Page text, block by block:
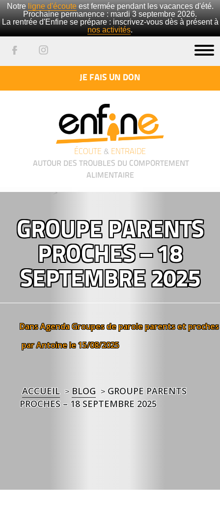
Notre ligne d'écouteest fermée pendant les vacances d'été.
Prochaine permanence : mardi 3 septembre 2026.
La rentrée d'Enfine se prépare : inscrivez-vous dès à présent à
nos activités.
JE FAIS UN DON
ÉCOUTE & ENTRAIDE
AUTOUR DES TROUBLES DU COMPORTEMENT
ALIMENTAIRE
');">
GROUPE PARENTS
PROCHES – 18
SEPTEMBRE 2025
DansAgendaGroupes de parole parents et proches
par Antoinele 15/08/2025
ACCUEIL > BLOG > GROUPE PARENTS
PROCHES – 18 SEPTEMBRE 2025